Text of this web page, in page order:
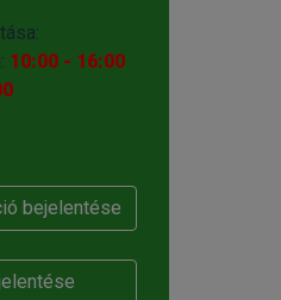
10:00 - 16:00
bejelentése